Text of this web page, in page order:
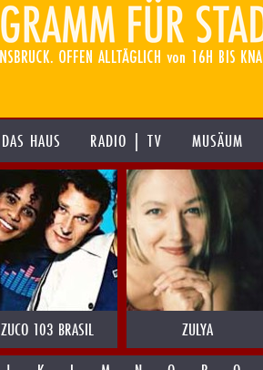
DAS HAUS RADIO | TV MUSÄUM
ZUCO 103 BRASIL
ZULYA